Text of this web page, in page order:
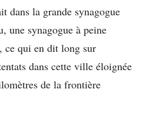
dans la grande synagogue
une synagogue à peine
ce qui en dit long sur
dans cette ville éloignée
de la frontière